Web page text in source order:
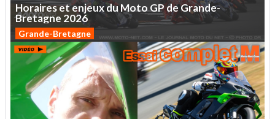
HorairesetenjeuxduMotoGPdeGrande-
Bretagne 2026
Grande-Bretagne